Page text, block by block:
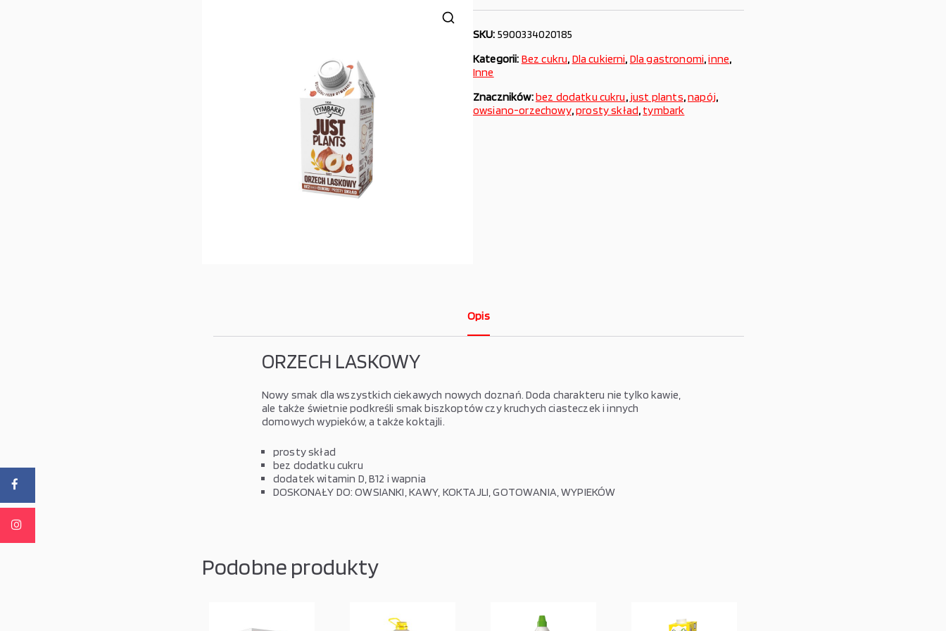
SKU: 5900334020185
Kategorii: Bez cukru, Dla cukierni, Dla gastronomi,inne,
Inne
Znaczników:bez dodatku cukru, just plants,napój,
owsiano-orzechowy,prosty skład, tymbark
Opis
ORZECH LASKOWY
Nowy smak dla wszystkich ciekawych nowych doznań. Doda charakteru nie tylko kawie,
ale także świetnie podkreśli smak biszkoptów czy kruchych ciasteczek i innych
domowych wypieków, a także koktajli.
prosty skład
bez dodatku cukru
dodatek witamin D, B12 i wapnia
DOSKONAŁY DO: OWSIANKI, KAWY, KOKTAJLI, GOTOWANIA, WYPIEKÓW
Podobne produkty